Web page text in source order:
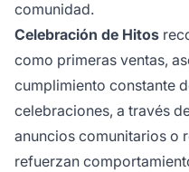
comunidad.
Celebración de Hitos
como primeras ventas,
cumplimiento constante
celebraciones, a través
anuncios comunitarios o
refuerzan